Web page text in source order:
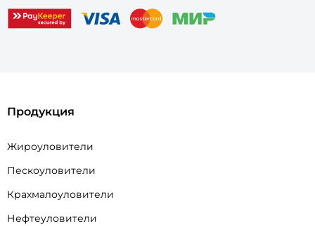
Продукция
Жироуловители
Пескоуловители
Крахмалоуловители
Нефтеуловители